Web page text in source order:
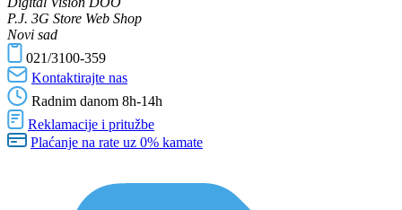
P.J. 3G Store Web Shop
Novi sad
021/3100-359
Kontaktirajte nas
Radnim danom 8h-14h
Reklamacije i pritužbe
Plaćanje na rate uz 0% kamate